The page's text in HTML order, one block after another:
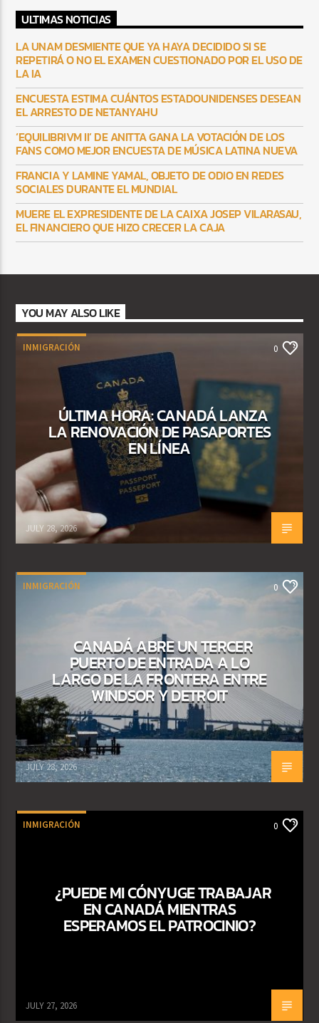
ULTIMAS NOTICIAS
LA UNAM DESMIENTE QUE YA HAYA DECIDIDO SI SE
REPETIRÁ O NO EL EXAMEN CUESTIONADO POR EL USO DE
LA IA
ENCUESTA ESTIMA CUÁNTOS ESTADOUNIDENSES DESEAN
EL ARRESTO DE NETANYAHU
‘EQUILIBRIVM II’ DE ANITTA GANA LA VOTACIÓN DE LOS
FANS COMO MEJOR ENCUESTA DE MÚSICA LATINA NUEVA
FRANCIA Y LAMINE YAMAL, OBJETO DE ODIO EN REDES
SOCIALES DURANTE EL MUNDIAL
MUERE EL EXPRESIDENTE DE LA CAIXA JOSEP VILARASAU,
EL FINANCIERO QUE HIZO CRECER LA CAJA
YOU MAY ALSO LIKE
INMIGRACIÓN 0
ÚLTIMA HORA: CANADÁ LANZA
LA RENOVACIÓN DE PASAPORTES
EN LÍNEA
JULY 28, 2026
INMIGRACIÓN 0
CANADÁ ABRE UN TERCER
PUERTO DE ENTRADA A LO
LARGO DE LA FRONTERA ENTRE
WINDSOR Y DETROIT
JULY 28, 2026
INMIGRACIÓN 0
¿PUEDE MI CÓNYUGE TRABAJAR
EN CANADÁ MIENTRAS
ESPERAMOS EL PATROCINIO?
JULY 27, 2026